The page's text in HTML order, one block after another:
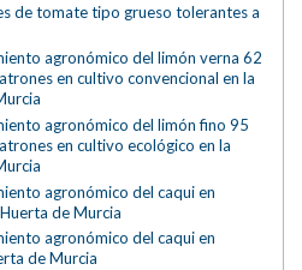
de tomate tipo grueso tolerantes a
agronómico del limón verna 62
en cultivo convencional en la
agronómico del limón fino 95
en cultivo ecológico en la
agronómico del caqui en
de Murcia
agronómico del caqui en
de Murcia